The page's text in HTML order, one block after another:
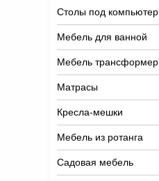
Столы под компьютер
Мебель для ванной
Мебель трансформер
Матрасы
Кресла-мешки
Мебель из ротанга
Садовая мебель